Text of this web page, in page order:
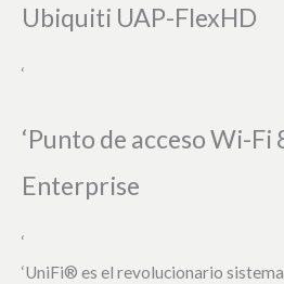
Ubiquiti UAP-FlexHD
‘
‘Punto de acceso Wi-Fi
Enterprise
‘
‘UniFi® es el revolucionario